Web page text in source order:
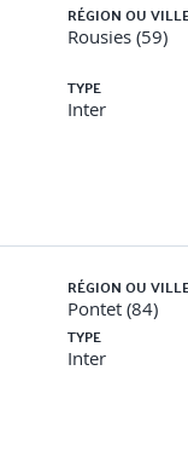
RÉGION OU
Rousies (59)
TYPE
Inter
RÉGION OU
Pontet (84)
TYPE
Inter